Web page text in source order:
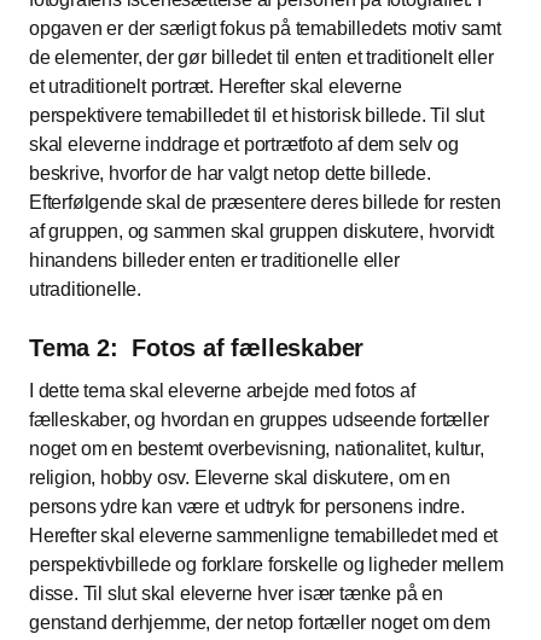
opgaven er der særligt fokus på temabilledets motiv samt
de elementer, der gør billedet til enten et traditionelt eller
et utraditionelt portræt. Herefter skal eleverne
perspektivere temabilledet til et historisk billede. Til slut
skal eleverne inddrage et portrætfoto af dem selv og
beskrive, hvorfor de har valgt netop dette billede.
Efterfølgende skal de præsentere deres billede for resten
af gruppen, og sammen skal gruppen diskutere, hvorvidt
hinandens billeder enten er traditionelle eller
utraditionelle.
Tema 2: Fotos af fælleskaber
I dette tema skal eleverne arbejde med fotos af
fælleskaber, og hvordan en gruppes udseende fortæller
noget om en bestemt overbevisning, nationalitet, kultur,
religion, hobby osv. Eleverne skal diskutere, om en
persons ydre kan være et udtryk for personens indre.
Herefter skal eleverne sammenligne temabilledet med et
perspektivbillede og forklare forskelle og ligheder mellem
disse. Til slut skal eleverne hver især tænke på en
genstand derhjemme, der netop fortæller noget om dem